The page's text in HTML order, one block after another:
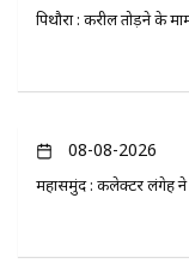
पिथौरा : करील तोड़ने के
08-08-2026
महासमुंद : कलेक्टर लंगेह ने